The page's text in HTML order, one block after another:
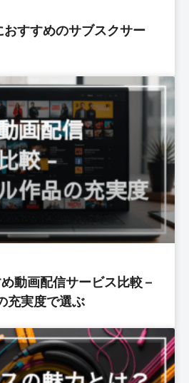
すすめのサブスクサー
動画配信サービス比較 –
充実度で選ぶ